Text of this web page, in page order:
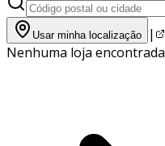
Usar minha localização |
Nenhuma loja encontrada